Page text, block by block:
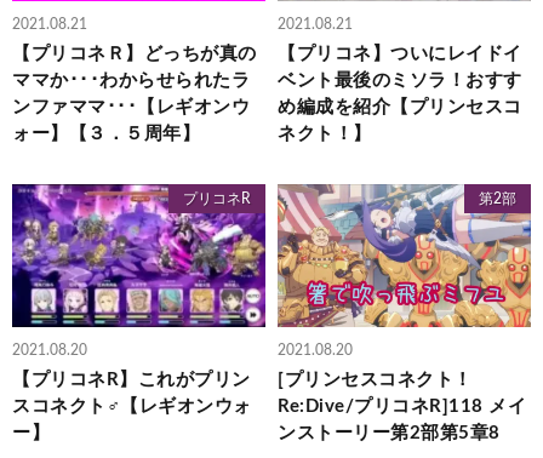
2021.08.21
【プリコネＲ】どっちが真の
ママか･･･わからせられたラ
ンファママ･･･【レギオンウ
ォー】【３．５周年】
2021.08.21
【プリコネ】ついにレイドイ
ベント最後のミソラ！おすす
め編成を紹介【プリンセスコ
ネクト！】
プリコネR
2021.08.20
【プリコネR】これがプリン
スコネクト♂【レギオンウォ
ー】
第2部
2021.08.20
[プリンセスコネクト！
Re:Dive/プリコネR]118 メイ
ンストーリー第2部第5章8